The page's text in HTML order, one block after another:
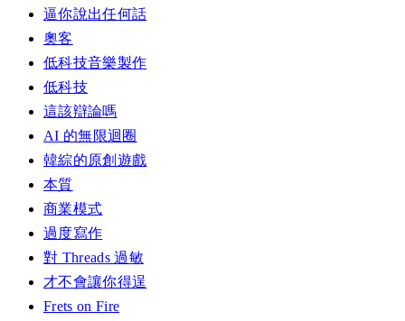
逼你說出任何話
奧客
低科技音樂製作
低科技
這該辯論嗎
AI 的無限迴圈
韓綜的原創遊戲
本質
商業模式
過度寫作
對 Threads 過敏
才不會讓你得逞
Frets on Fire